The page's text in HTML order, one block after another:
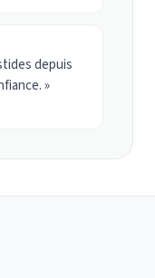
depuis
»